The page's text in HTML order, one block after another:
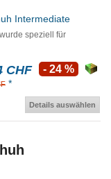
Intermediate
speziell für
CHF
*
- 24 %
Details auswählen